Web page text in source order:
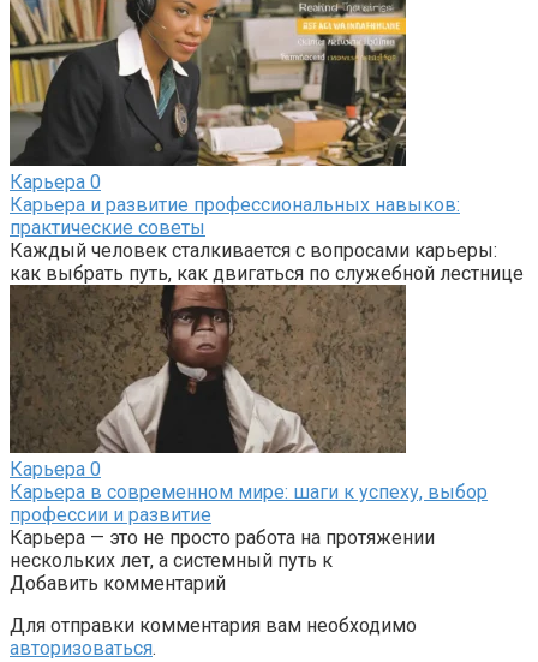
Карьера 0
Карьера и развитие профессиональных навыков:
практические советы
Каждый человек сталкивается с вопросами карьеры:
как выбрать путь, как двигаться по служебной лестнице
Карьера 0
Карьера в современном мире: шаги к успеху, выбор
профессии и развитие
Карьера — это не просто работа на протяжении
нескольких лет, а системный путь к
Добавить комментарий
Для отправки комментария вам необходимо
авторизоваться.